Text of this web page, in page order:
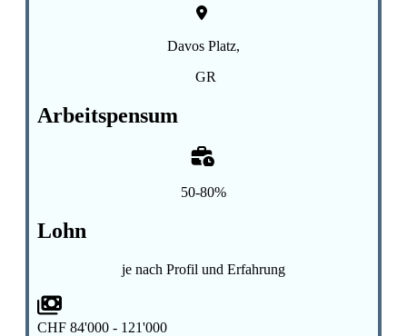
Davos Platz,
GR
Arbeitspensum
50-80%
Lohn
je nach Profil und Erfahrung
CHF 84'000 - 121'000